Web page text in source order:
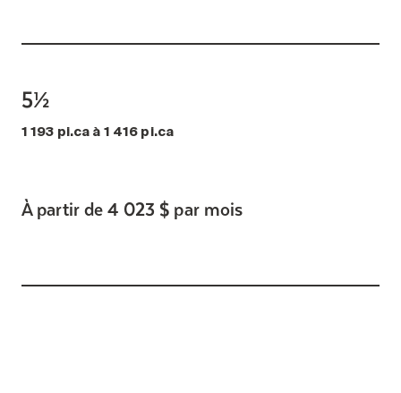
5½
1 193 pi.ca à 1 416 pi.ca
À partir de 4 023 $ par mois